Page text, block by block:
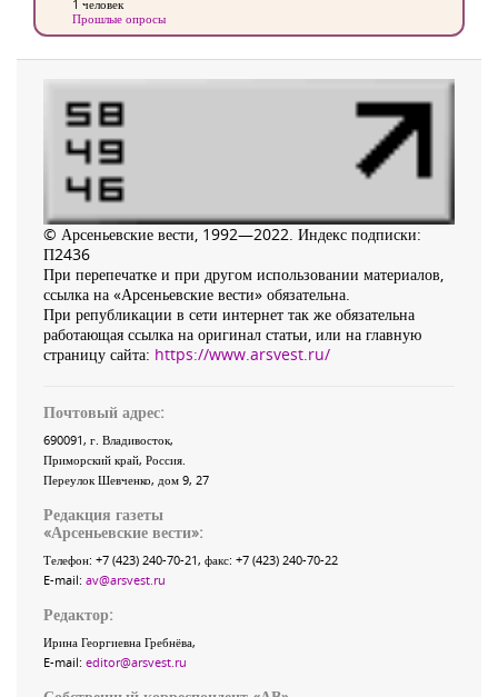
1 человек
Прошлые опросы
© Арсеньевские вести, 1992—2022. Индекс подписки:
П2436
При перепечатке и при другом использовании материалов,
ссылка на «Арсеньевские вести» обязательна.
При републикации в сети интернет так же обязательна
работающая ссылка на оригинал статьи, или на главную
страницу сайта: https://www.arsvest.ru/
Почтовый адрес:
690091, г. Владивосток,
Приморский край, Россия
Переулок Шевченко, дом 9, 27
Редакция газеты
«Арсеньевские вести»:
Телефон: +7 (423) 240-70-21, факс: +7 (423) 240-70-22
E-mail: av@arsvest.ru
Редактор:
Ирина Георгиевна Гребнёва,
E-mail: editor@arsvest.ru